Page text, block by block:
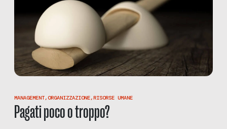
MANAGEMENT,ORGANIZZAZIONE,RISORSE UMANE
Pagati poco o troppo?